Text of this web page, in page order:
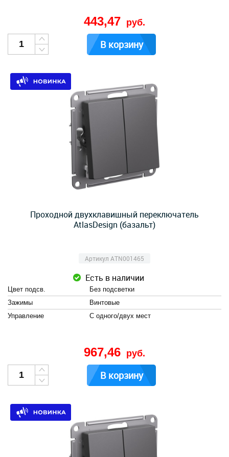
443,47 руб.
В корзину
Проходной двухклавишный переключатель
AtlasDesign (базальт)
Артикул ATN001465
Есть в наличии
Цвет подсв.
Без подсветки
Зажимы
Винтовые
Управление
С одного/двух мест
967,46 руб.
В корзину